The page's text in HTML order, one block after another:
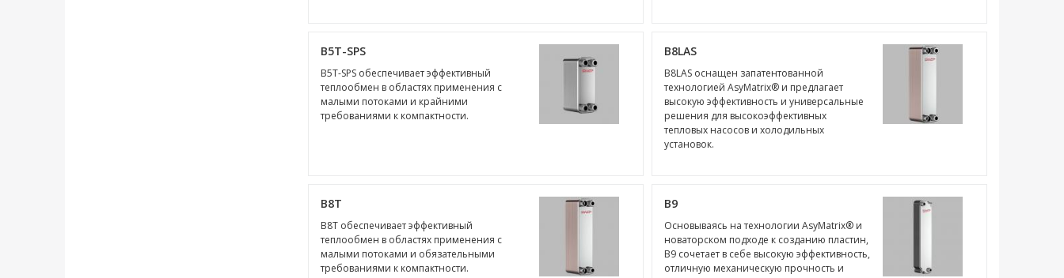
B5T-SPS
B5T-SPS обеспечивает эффективный
теплообмен в областях применения с
малыми потоками и крайними
требованиями к компактности.
B8LAS
B8LAS оснащен запатентованной
технологией AsyMatrix® и предлагает
высокую эффективность и универсальные
решения для высокоэффективных
тепловых насосов и холодильных
установок.
В8Т
В8Т обеспечивает эффективный
теплообмен в областях применения с
малыми потоками и обязательными
требованиями к компактности.
B9
Основываясь на технологии AsyMatrix® и
новаторском подходе к созданию пластин,
B9 сочетает в себе высокую эффективность,
отличную механическую прочность и